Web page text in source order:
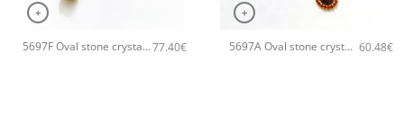
+
5697F Oval stone crystal χειροποίητα σκουλαρίκια Catherine bijoux Πράσινο77.40€
+
5697A Oval stone crystal χειροποίητο κολιέ Catherine bijoux Πορτοκαλί 60.48€